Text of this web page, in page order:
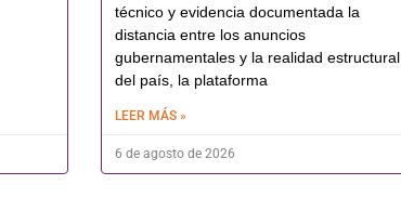
técnico y evidencia documentada la
distancia entre los anuncios
gubernamentales y la realidad estructural
del país, la plataforma
LEER MÁS »
6 de agosto de 2026